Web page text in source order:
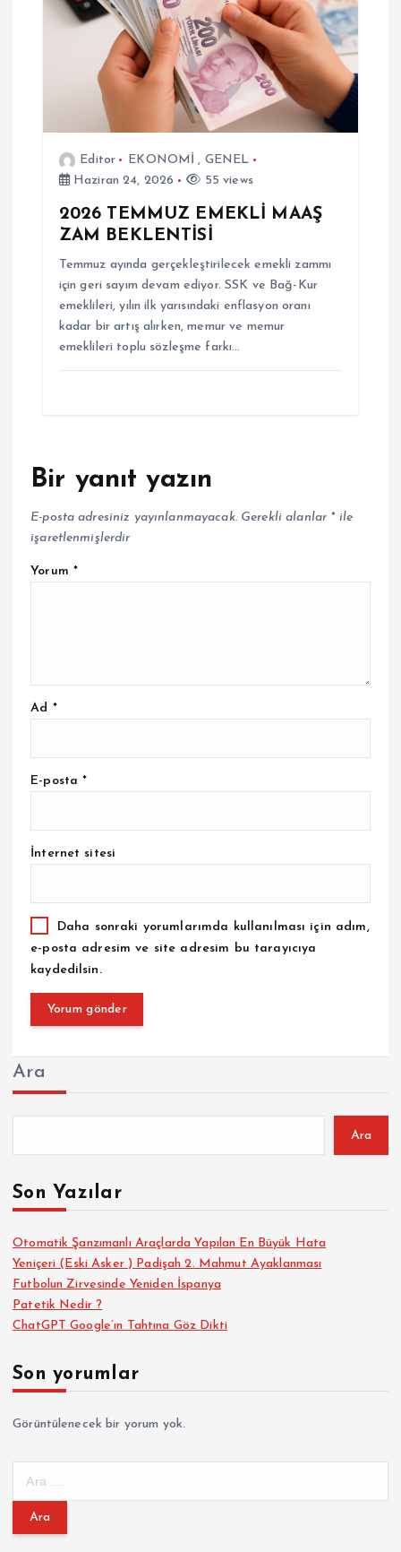
Editor EKONOMİ , GENEL
Haziran 24, 2026
55 views
2026 TEMMUZ EMEKLİ MAAŞ
ZAM BEKLENTİSİ
Temmuz ayında gerçekleştirilecek emekli zammı
için geri sayım devam ediyor. SSK ve Bağ-Kur
emeklileri, yılın ilk yarısındaki enflasyon oranı
kadar bir artış alırken, memur ve memur
emeklileri toplu sözleşme farkı…
Bir yanıt yazın
E-posta adresiniz yayınlanmayacak. Gerekli alanlar *ile
işaretlenmişlerdir
Yorum *
Ad *
E-posta*
İnternet sitesi
Daha sonraki yorumlarımda kullanılması için adım,
e-posta adresim ve site adresim bu tarayıcıya
kaydedilsin.
Ara
Ara
Son Yazılar
Otomatik Şanzımanlı Araçlarda Yapılan En Büyük Hata
Yeniçeri (Eski Asker ) Padişah 2. Mahmut Ayaklanması
Futbolun Zirvesinde Yeniden İspanya
Patetik Nedir ?
ChatGPT Google’ın Tahtına Göz Dikti
Son yorumlar
Görüntülenecek bir yorum yok.
m